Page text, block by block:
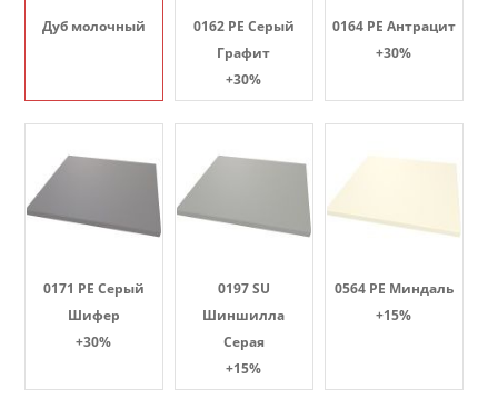
Дуб молочный
0162 PE Серый
Графит
+30%
0164 PE Антрацит
+30%
0171 PE Серый
Шифер
+30%
0197 SU
Шиншилла
Серая
+15%
0564 PE Миндаль
+15%